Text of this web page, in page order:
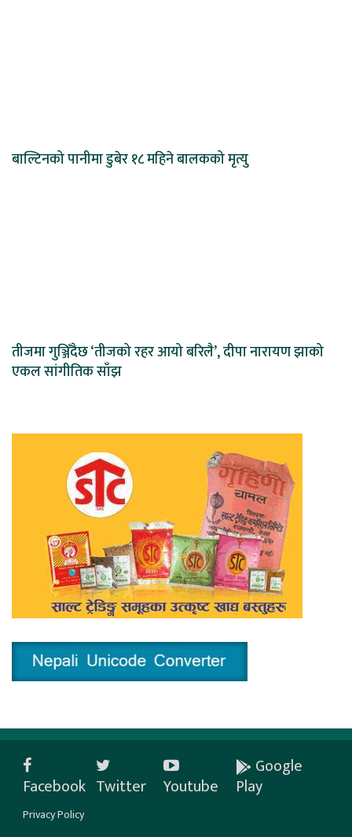
बाल्टिनको पानीमा डुबेर १८ महिने बालकको मृत्यु
तीजमा गुञ्जिँदैछ ‘तीजको रहर आयो बरिलै’, दीपा नारायण झाको
एकल सांगीतिक साँझ
Facebook Twitter Youtube
Google
Play
Privacy Policy